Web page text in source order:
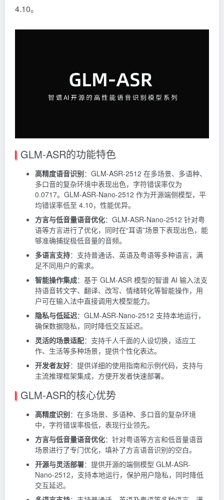
4.10。
GLM-ASR的功能特色
高精度语音识别：GLM-ASR-2512 在多场景、多语种、
多口音的复杂环境中表现出色，字符错误率仅为
0.0717。GLM-ASR-Nano-2512 作为开源端侧模型，平
均错误率低至 4.10，性能优异。
方言与低音量语音优化：GLM-ASR-Nano-2512 针对粤
语等方言进行了优化，同时在“耳语”场景下表现出色，能
够准确捕捉极低音量的音频。
多语言支持：支持普通话、英语及粤语等多种语言，满
足不同用户的需求。
智能操作集成：基于 GLM-ASR 模型的智谱 AI 输入法支
持语音转文字、翻译、改写、情绪转化等智能操作，用
户可在输入法中直接调用大模型能力。
隐私与低延迟：GLM-ASR-Nano-2512 支持本地运行，
确保数据隐私，同时降低交互延迟。
灵活的场景适配：支持千人千面的人设切换，适应工
作、生活等多种场景，提供个性化表达。
开发者友好：提供详细的使用指南和示例代码，支持与
主流推理框架集成，方便开发者快速部署。
GLM-ASR的核心优势
高精度识别：在多场景、多语种、多口音的复杂环境
中，字符错误率极低，表现行业领先。
方言与低音量语音优化：针对粤语等方言和低音量语音
场景进行了专门优化，填补了方言语音识别的空白。
开源与灵活部署：提供开源的端侧模型 GLM-ASR-
Nano-2512，支持本地运行，保护用户隐私，同时降低
交互延迟。